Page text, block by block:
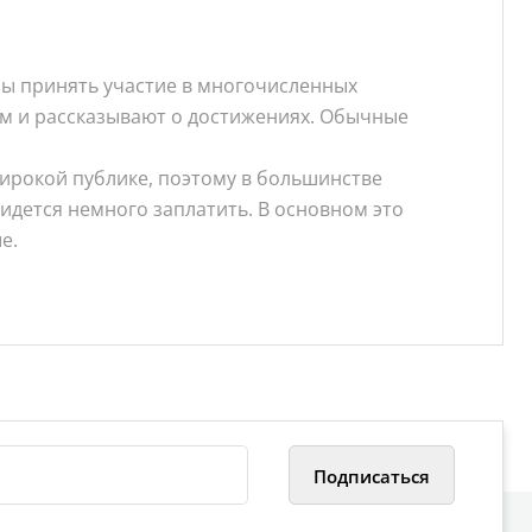
принять участие в многочисленных
и рассказывают о достижениях. Обычные
публике, поэтому в большинстве
немного заплатить. В основном это